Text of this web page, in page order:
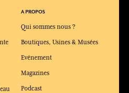
A PROPOS
Qui sommes nous ?
Boutiques, Usines & Musées
Evénement
Magazines
Podcast